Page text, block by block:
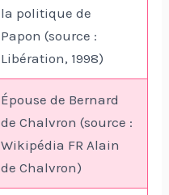
la politique de
Papon (source :
Libération, 1998)
Épouse de Bernard
de Chalvron (source :
Wikipédia FR Alain
de Chalvron)